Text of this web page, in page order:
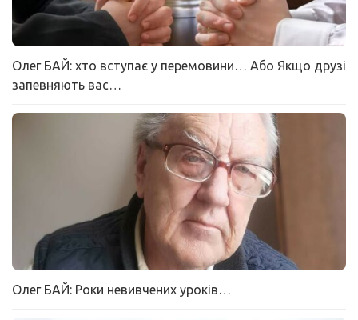
Олег БАЙ: хто вступає у перемовини… Або Якщо друзі
запевняють вас…
Олег БАЙ: Роки невивчених уроків…